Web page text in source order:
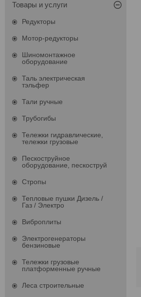
Товары и услуги
Редукторы
Мотор-редукторы
Шиномонтажное
оборудование
Таль электрическая
тэльфер
Тали ручные
Трубогибы
Тележки гидравлические,
тележки грузовые
Пескоструйное
оборудование, пескоструй
Стропы
Тепловые пушки Дизель /
Газ / Электро
Виброплиты
Электрогенераторы
бензиновые
Тележки грузовые
платформенные ручные
Леса строительные